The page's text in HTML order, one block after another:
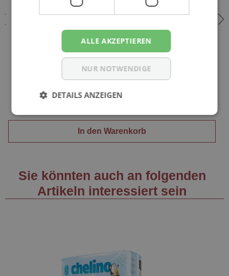
BEBE CASH Freelife 1 - Babywindeln Gr. Newborn 2-4
kg - 28 St. Packung
In den Warenkorb
Sie könnten auch an folgenden
Artikeln interessiert sein
ALLE AKZEPTIEREN
NUR NOTWENDIGE
DETAILS ANZEIGEN